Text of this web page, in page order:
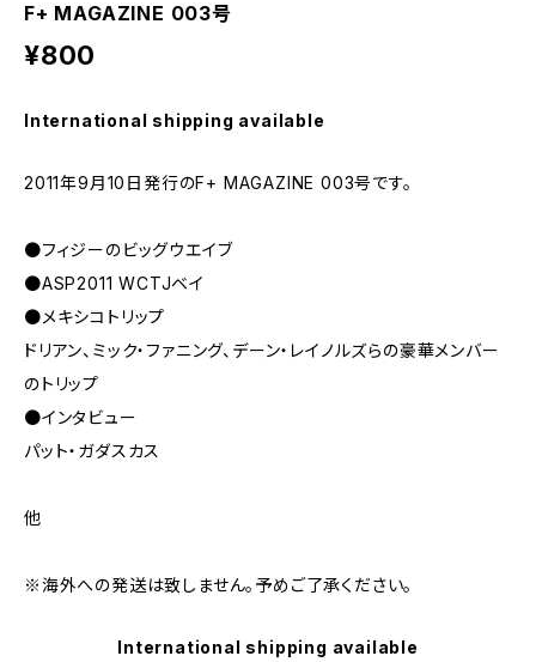
F+ MAGAZINE 003号
¥800
International shipping available
2011年9月10日発行のF+ MAGAZINE 003号です。
●フィジーのビッグウエイブ
●ASP2011 WCTJベイ
●メキシコトリップ
ドリアン、ミック・ファニング、デーン・レイノルズらの豪華メンバー
のトリップ
●インタビュー
パット・ガダスカス
他
※海外への発送は致しません。予めご了承ください。
International shipping available